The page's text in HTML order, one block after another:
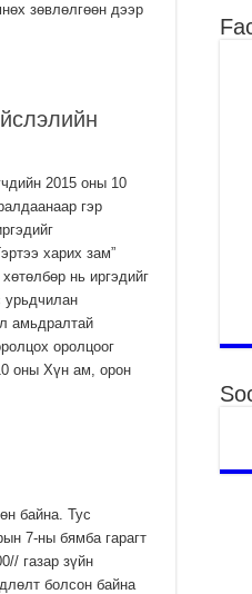
зөвлөлгөөн дээр
2015 оны 10
гэр
харих зам”
нь иргэдийг
амьдралтай
оролцоог
оны Хүн ам, орон
байна. Тус
7-ны бямба гарагт
газар зүйн
болсон байна